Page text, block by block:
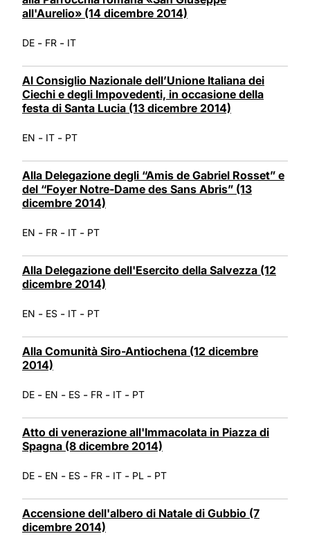
all'Aurelio» (14 dicembre 2014)
DE - FR - IT
Al Consiglio Nazionale dell’Unione Italiana dei
Ciechi e degli Impovedenti, in occasione della
festa di Santa Lucia (13 dicembre 2014)
EN - IT - PT
Alla Delegazione degli “Amis de Gabriel Rosset” e
del “Foyer Notre-Dame des Sans Abris” (13
dicembre 2014)
EN - FR - IT - PT
Alla Delegazione dell'Esercito della Salvezza (12
dicembre 2014)
EN - ES - IT - PT
Alla Comunità Siro-Antiochena (12 dicembre
2014)
DE - EN - ES - FR - IT - PT
Atto di venerazione all'Immacolata in Piazza di
Spagna (8 dicembre 2014)
DE - EN - ES - FR - IT - PL - PT
Accensione dell'albero di Natale di Gubbio (7
dicembre 2014)